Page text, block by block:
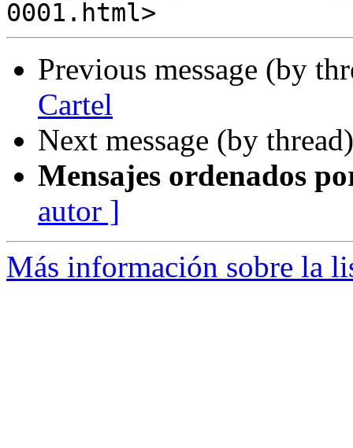
Previous message (by
Cartel
Next message (by
Mensajes ordenados
autor ]
Más información sobre la